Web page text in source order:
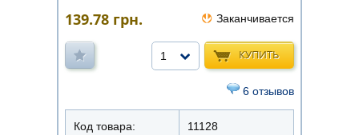
139.78 грн. Заканчивается
КУПИТЬ
1
6 отзывов
Код товара: 11128